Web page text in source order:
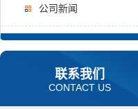
公司新闻
联系我们
CONTACT US